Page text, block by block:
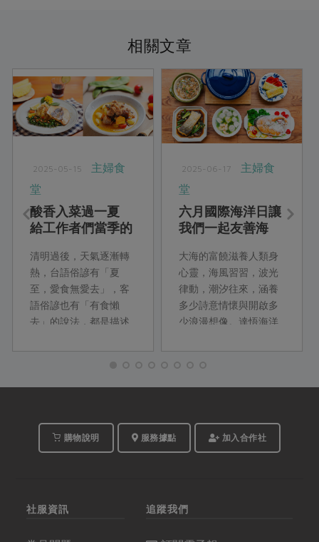
相關文章
2025-05-15
主婦食
堂
酸香入菜過一夏
給工作者們當季的
清明過後，天氣逐漸轉
熱，台語俗諺有「夏
至，愛食無愛去」，客
語俗諺也有「有食懶
去」的說法，都是描述
疲勞的狀態，就算有美
味的食物，也只是心裡
想吃卻不願意出門；所
兩道能補充豐富營養的
當季蔬果土鍋料理，讓
身心。
2025-06-17
主婦食
堂
六月國際海洋日讓
我們一起友善海
大海的富饒滋養人類身
心靈，海風習習，波光
律動，潮汐往來，涵養
多少詩意情懷與開啟多
少浪漫想像。達悟海洋
過︰「我願是那片海洋
與敬畏不言而喻。萬物
有未來。
購物說明 服務據點 加入合作社
社服資訊 追蹤我們